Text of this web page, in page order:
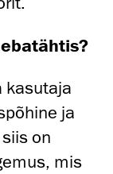
kasutaja
ja
on
mis